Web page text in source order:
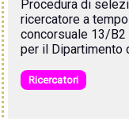
Procedura di
ricercatore a
concorsuale 13/
per il Dipartimento
Ricercatori